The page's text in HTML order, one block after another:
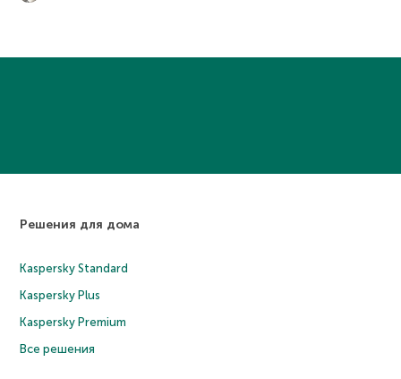
Решения для дома
Kaspersky Standard
Kaspersky Plus
Kaspersky Premium
Все решения